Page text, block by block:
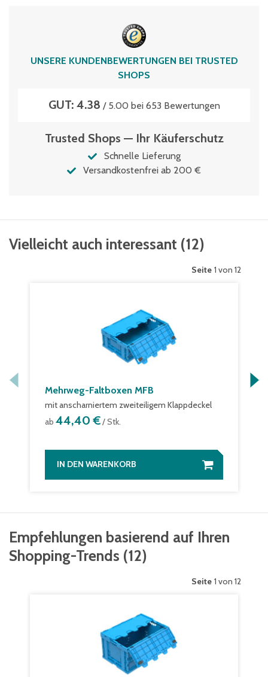
UNSERE KUNDENBEWERTUNGEN BEI TRUSTED
SHOPS
GUT: 4.38 / 5.00 bei 653 Bewertungen
Trusted Shops — Ihr Käuferschutz
Schnelle Lieferung
Versandkostenfrei ab 200 €
Vielleicht auch interessant (12)
Seite 1 von 12
Mehrweg-Faltboxen MFB
mit anscharniertem zweiteiligem Klappdeckel
ab 44,40 €/ Stk.
IN DEN WARENKORB
Empfehlungen basierend auf Ihren
Shopping-Trends (12)
Seite 1 von 12